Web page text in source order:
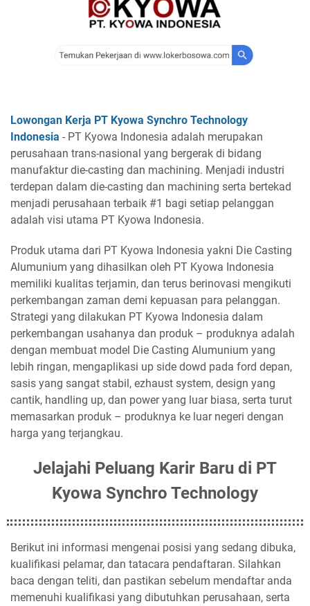
Lowongan Kerja PT Kyowa Synchro Technology
Indonesia - PT Kyowa Indonesia adalah merupakan
perusahaan trans-nasional yang bergerak di bidang
manufaktur die-casting dan machining. Menjadi industri
terdepan dalam die-casting dan machining serta bertekad
menjadi perusahaan terbaik #1 bagi setiap pelanggan
adalah visi utama PT Kyowa Indonesia.
Produk utama dari PT Kyowa Indonesia yakni Die Casting
Alumunium yang dihasilkan oleh PT Kyowa Indonesia
memiliki kualitas terjamin, dan terus berinovasi mengikuti
perkembangan zaman demi kepuasan para pelanggan.
Strategi yang dilakukan PT Kyowa Indonesia dalam
perkembangan usahanya dan produk – produknya adalah
dengan membuat model Die Casting Alumunium yang
lebih ringan, mengaplikasi up side dowd pada ford depan,
sasis yang sangat stabil, ezhaust system, design yang
cantik, handling up, dan power yang luar biasa, serta turut
memasarkan produk – produknya ke luar negeri dengan
harga yang terjangkau.
Jelajahi Peluang Karir Baru di PT
Kyowa Synchro Technology
Berikut ini informasi mengenai posisi yang sedang dibuka,
kualifikasi pelamar, dan tatacara pendaftaran. Silahkan
baca dengan teliti, dan pastikan sebelum mendaftar anda
memenuhi kualifikasi yang dibutuhkan perusahaan, serta